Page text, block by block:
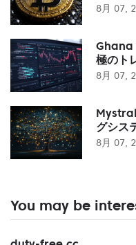
8月 07,
Ghana
極のト
8月 07,
グシス
8月 07,
You may be